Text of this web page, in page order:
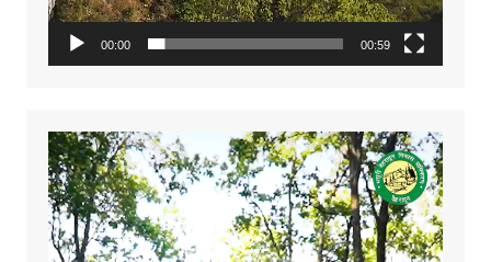
00:00 00:59
Video
Player